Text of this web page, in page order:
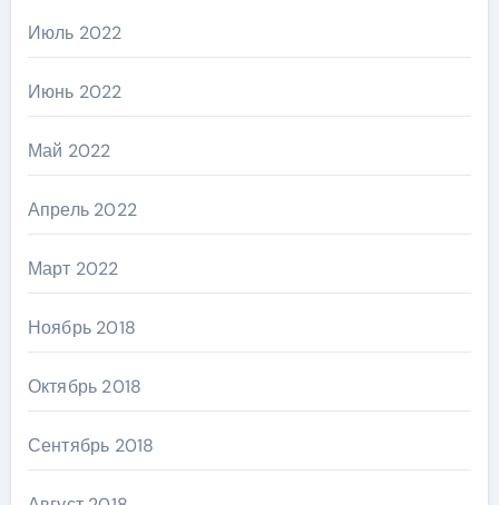
Июль 2022
Июнь 2022
Май 2022
Апрель 2022
Март 2022
Ноябрь 2018
Октябрь 2018
Сентябрь 2018